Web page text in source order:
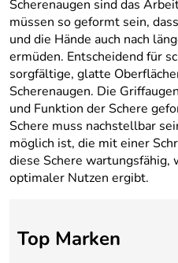
Scherenaugen sind das
müssen so geformt sein,
und die Hände auch nach
ermüden. Entscheidend für
sorgfältige, glatte
Scherenaugen. Die
und Funktion der Schere
Schere muss nachstellbar
möglich ist, die mit einer
diese Schere wartungsfähig,
optimaler Nutzen ergibt.
Top Marken